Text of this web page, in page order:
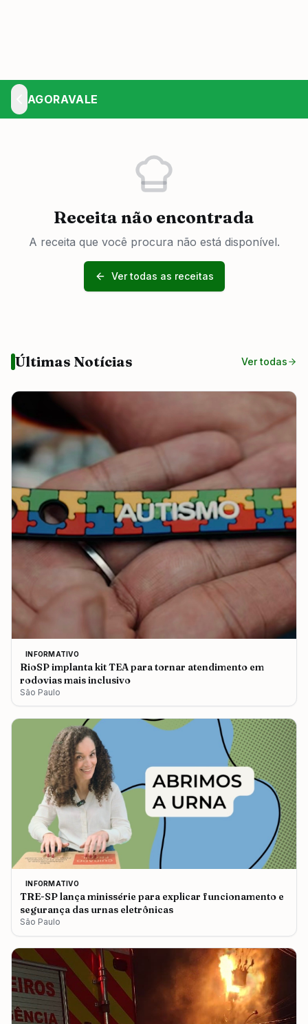
AGORAVALE
Receita não encontrada
A receita que você procura não está disponível.
Ver todas as receitas
Últimas Notícias Ver todas
INFORMATIVO
RioSP implanta kit TEA para tornar atendimento em
rodovias mais inclusivo
São Paulo
INFORMATIVO
TRE-SP lança minissérie para explicar funcionamento e
segurança das urnas eletrônicas
São Paulo